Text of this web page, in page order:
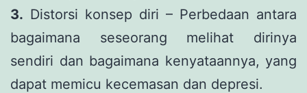
3. Distorsi konsep diri – Perbedaan antara
bagaimana seseorang melihat dirinya
sendiri dan bagaimana kenyataannya, yang
dapat memicu kecemasan dan depresi.